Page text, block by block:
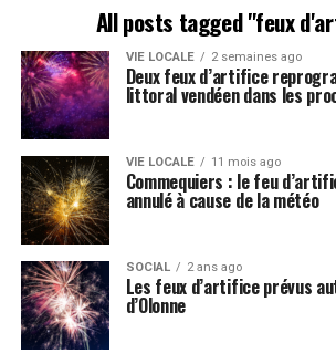
All posts tagged "feux
VIE LOCALE 2 semaines ago
Deux feux d’artifice
littoral vendéen dans les
VIE LOCALE 11 mois ago
Commequiers : le feu
annulé à cause de la météo
SOCIAL 2 ans ago
Les feux d’artifice prévus
d’Olonne